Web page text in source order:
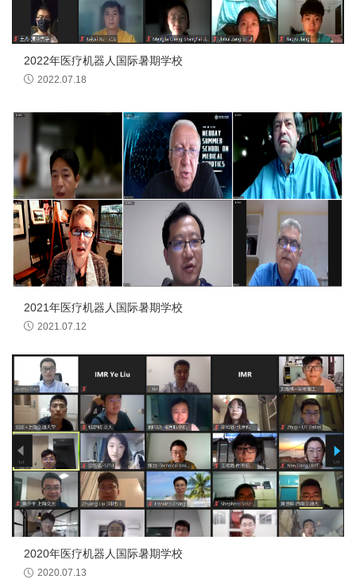
2022年医疗机器人国际暑期学校
2022.07.18
2021年医疗机器人国际暑期学校
2021.07.12
2020年医疗机器人国际暑期学校
2020.07.13